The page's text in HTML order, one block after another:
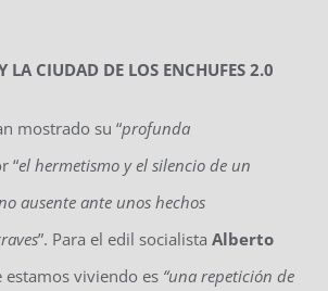
LA CIUDAD DE LOS ENCHUFES 2.0
mostrado su “profunda
“el hermetismo y el silencio de un
ausente ante unos hechos
”. Para el edil socialista Alberto
estamos viviendo es “una repetición de